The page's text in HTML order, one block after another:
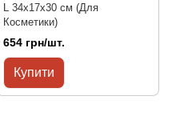
L 34x17x30 см (Для
Косметики)
654 грн/шт.
Купити